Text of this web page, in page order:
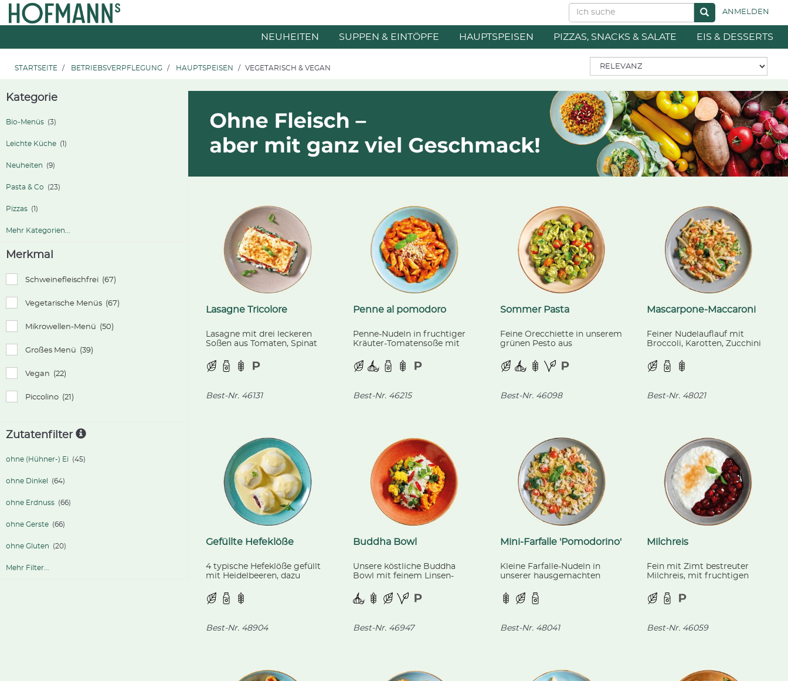
Zum
Inhalt
Zum
Navigationsmenü
ANMELDEN
NEUHEITEN SUPPEN & EINTÖPFE HAUPTSPEISEN PIZZAS, SNACKS & SALATE EIS & DESSERTS
STARTSEITE BETRIEBSVERPFLEGUNG HAUPTSPEISEN VEGETARISCH & VEGAN
Kategorie
Bio-Menüs (3)
Leichte Küche (1)
Neuheiten (9)
Pasta & Co (23)
Pizzas (1)
Mehr Kategorien...
Merkmal
Schweinefleischfrei (67)
Vegetarische Menüs (67)
Mikrowellen-Menü (50)
Großes Menü (39)
Vegan (22)
Piccolino (21)
Zutatenfilter
ohne (Hühner-) Ei (45)
ohne Dinkel (64)
ohne Erdnuss (66)
ohne Gerste (66)
ohne Gluten (20)
Mehr Filter...
Lasagne Tricolore
Lasagne mit drei leckeren
Soßen aus Tomaten, Spinat
mit würzigem Käse und
Tomatenwürfeln.
Best-Nr. 46131
Penne al pomodoro
Penne-Nudeln in fruchtiger
Kräuter-Tomatensoße mit
Best-Nr. 46215
Sommer Pasta
Feine Orecchiette in unserem
grünen Pesto aus
zarten Spargelstücken,
Broccoli und Cherrytomaten.
Best-Nr. 46098
Mascarpone-Maccaroni
Feiner Nudelauflauf mit
Broccoli, Karotten, Zucchini
mildem Gouda-Käse.
Best-Nr. 48021
Gefüllte Hefeklöße
4 typische Hefeklöße gefüllt
mit Heidelbeeren, dazu
Vanillesoße.
Best-Nr. 48904
Buddha Bowl
Unsere köstliche Buddha
Bowl mit feinem Linsen-
Blumenkohl und knackigem
Broccoligemüse, scharf
Best-Nr. 46947
Mini-Farfalle 'Pomodorino'
Kleine Farfalle-Nudeln in
unserer hausgemachten
Cherrytomaten, knackigem
Broccoli und Mozzarella.
Best-Nr. 48041
Milchreis
Fein mit Zimt bestreuter
Milchreis, mit fruchtigen
Best-Nr. 46059